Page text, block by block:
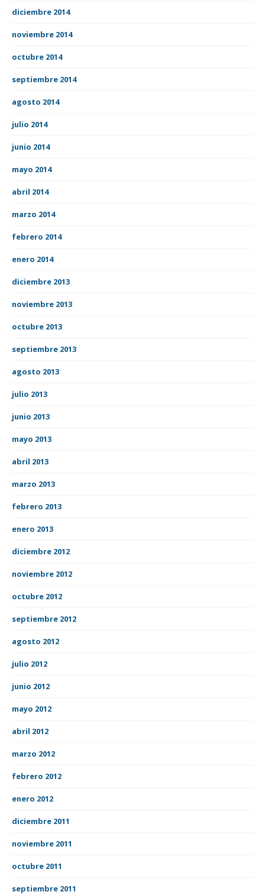
diciembre 2014
noviembre 2014
octubre 2014
septiembre 2014
agosto 2014
julio 2014
junio 2014
mayo 2014
abril 2014
marzo 2014
febrero 2014
enero 2014
diciembre 2013
noviembre 2013
octubre 2013
septiembre 2013
agosto 2013
julio 2013
junio 2013
mayo 2013
abril 2013
marzo 2013
febrero 2013
enero 2013
diciembre 2012
noviembre 2012
octubre 2012
septiembre 2012
agosto 2012
julio 2012
junio 2012
mayo 2012
abril 2012
marzo 2012
febrero 2012
enero 2012
diciembre 2011
noviembre 2011
octubre 2011
septiembre 2011